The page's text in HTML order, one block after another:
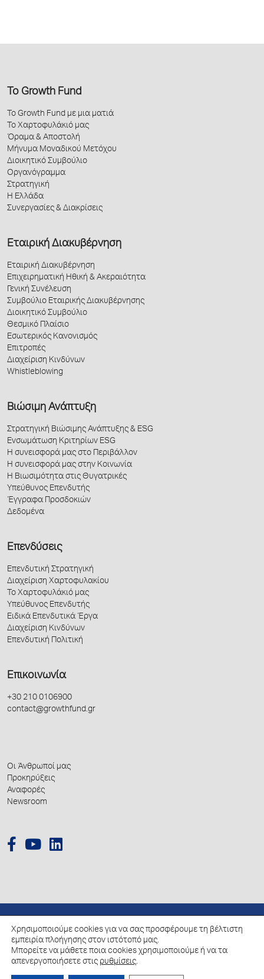
Το Growth Fund
Το Growth Fund με μια ματιά
Το Χαρτοφυλάκιό μας
Όραμα & Αποστολή
Μήνυμα Μοναδικού Μετόχου
Διοικητικό Συμβούλιο
Οργανόγραμμα
Στρατηγική
Η Ελλάδα
Συνεργασίες & Διακρίσεις
Εταιρική Διακυβέρνηση
Εταιρική Διακυβέρνηση
Επιχειρηματική Ηθική & Ακεραιότητα
Γενική Συνέλευση
Συμβούλιο Εταιρικής Διακυβέρνησης
Διοικητικό Συμβούλιο
Θεσμικό Πλαίσιο
Εσωτερικός Κανονισμός
Επιτροπές
Διαχείριση Κινδύνων
Whistleblowing
Βιώσιμη Ανάπτυξη
Στρατηγική Βιώσιμης Ανάπτυξης & ESG
Ενσωμάτωση Κριτηρίων ESG
Η συνεισφορά μας στο Περιβάλλον
Η συνεισφορά μας στην Κοινωνία
Η Βιωσιμότητα στις Θυγατρικές
Υπεύθυνος Επενδυτής
Έγγραφα Προσδοκιών
Δεδομένα
Επενδύσεις
Επενδυτική Στρατηγική
Διαχείριση Χαρτοφυλακίου
Το Χαρτοφυλάκιό μας
Υπεύθυνος Επενδυτής
Ειδικά Επενδυτικά Έργα
Διαχείριση Κινδύνων
Επενδυτική Πολιτική
Επικοινωνία
+30 210 0106900
contact@growthfund.gr
Οι Άνθρωποί μας
Προκηρύξεις
Αναφορές
Newsroom
© 2026 Hellenic Growth Fund.
Πολιτική για την επεξεργασία των Δεδομένων Προσωπικού Χαρακτήρα
Χρησιμοποιούμε cookies για να σας προσφέρουμε τη βέλτιστη
εμπειρία πλοήγησης στον ιστότοπό μας.
Μπορείτε να μάθετε ποια cookies χρησιμοποιούμε ή να τα
απενεργοποιήσετε στις ρυθμίσεις.